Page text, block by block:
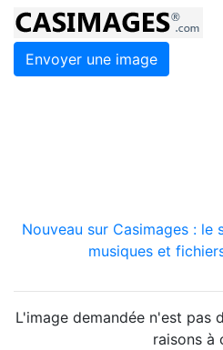
Envoyer une image
Nouveau sur Casimages :
musiques et
L'image demandée n'est pas
raisons à